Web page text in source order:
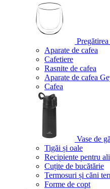
Aparate de cafea
Cafetiere
Rasnite de cafea
Aparate de cafea
Cafea
Vase de
Tigăi și oale
Recipiente pentru
Cuțite de bucătărie
Termosuri și căni
Forme de copt